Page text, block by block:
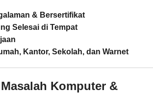
& Bersertifikat
Selesai di Tempat
Kantor, Sekolah, dan Warnet
Masalah Komputer &